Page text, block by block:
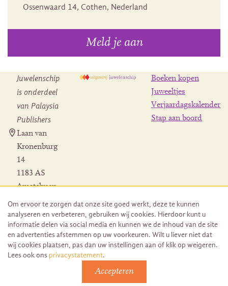
Ossenwaard 14, Cothen, Nederland
Meld je aan
Juwelenschip
is onderdeel
van Palaysia
Publishers
Laan van
Kronenburg
14
1183 AS
Amstelveen
Herroeping
bestelling
Boeken kopen
Juweeltjes
Verjaardagskalender
Stap aan boord
© 2026 Uitgeverij Juwelenschip. Duurzaam ontwikkeld door
Om ervoor te zorgen dat onze site goed werkt, deze te kunnen
analyseren en verbeteren, gebruiken wij cookies. Hierdoor kunt u
informatie delen via social media en kunnen we de inhoud van de site
en advertenties afstemmen op uw voorkeuren. Wilt u liever niet dat
wij cookies plaatsen, pas dan uw instellingen aan of klik op weigeren.
Lees ook ons privacystatement.
Accepteren